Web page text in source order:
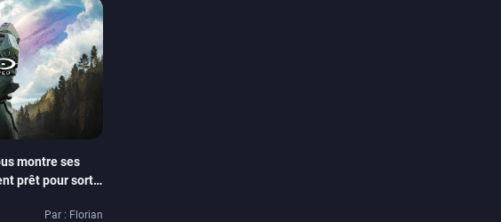
montre ses
prêt pour sortir
Par : Florian